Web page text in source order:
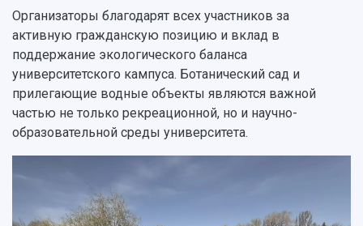
Фирменный стиль
Устойчивое развитие
Кампус
3D-тур по университету
Музеи
Центр истории авиационных двигателей
Ботанический сад
Умный дом бабочек
Библиотека
Видеолекции
Противодействие COVID-19
Областной конкурс "Молодой учёный"
Отчеты о научно-исследовательской
деятельности
Журналы Самарского университета
Научные конференции
Патенты
Публикации и издания
Организаторы благодарят всех участников за
активную гражданскую позицию и вклад в
поддержание экологического баланса
университетского кампуса. Ботанический сад и
прилегающие водные объекты являются важной
частью не только рекреационной, но и научно-
образовательной среды университета.